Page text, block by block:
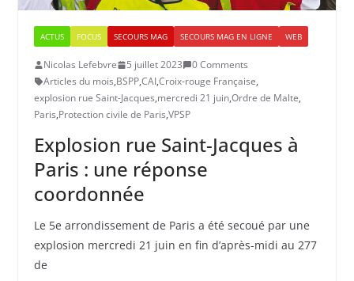
ACTUS FOCUS SECOURS MAG SECOURS MAG EN LIGNE WEB
Nicolas Lefebvre 5 juillet 2023
0 Comments
Articles du mois,BSPP,CAI,Croix-rouge Française,
explosion rue Saint-Jacques,mercredi 21 juin,Ordre de Malte,
Paris,Protection civile de Paris,VPSP
Explosion rue Saint-Jacques à
Paris : une réponse
coordonnée
Le 5e arrondissement de Paris a été secoué par une
explosion mercredi 21 juin en fin d’après-midi au 277
de